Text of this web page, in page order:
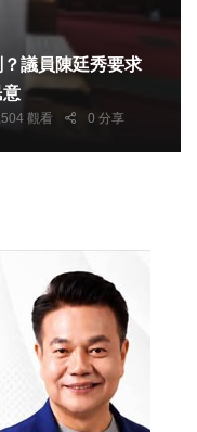
議員陳廷秀要求
意
觀看 0 分享